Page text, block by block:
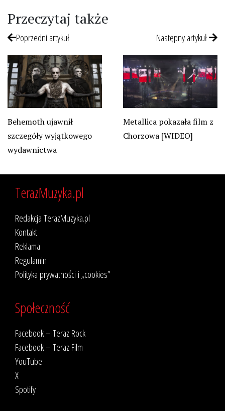
Przeczytaj także
Poprzedni artykuł
Behemoth ujawnił
szczegóły wyjątkowego
wydawnictwa
Następny artykuł
Metallica pokazała film z
Chorzowa [WIDEO]
TerazMuzyka.pl
Redakcja TerazMuzyka.pl
Kontakt
Reklama
Regulamin
Polityka prywatności i „cookies”
Społeczność
Facebook – Teraz Rock
Facebook – Teraz Film
YouTube
X
Spotify